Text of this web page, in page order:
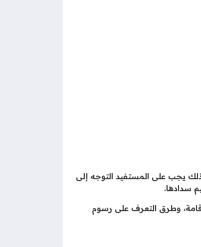
يجب على المستفيد التوجه إلى
سدادها.
وطرق التعرف على رسوم